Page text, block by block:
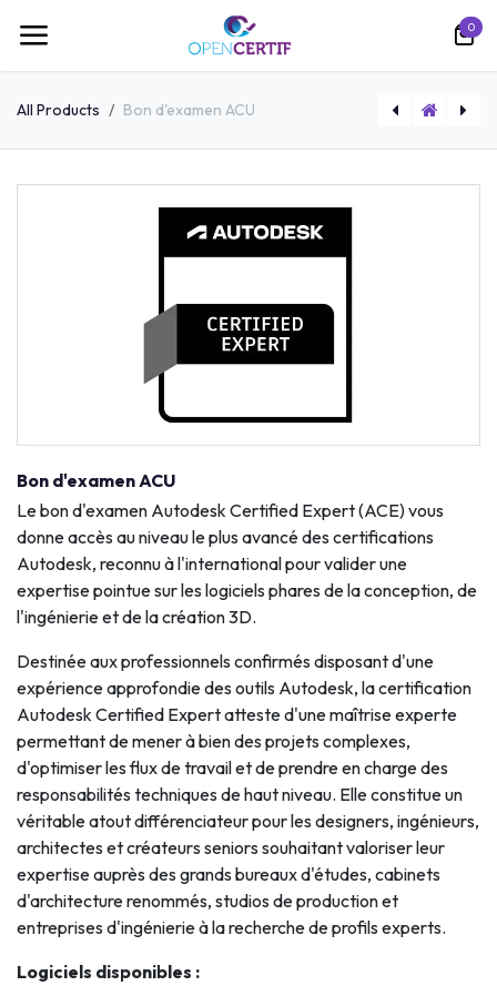
0
All Products Bon d'examen ACU
Bon d'examen ACU
Le bon d'examen Autodesk Certified Expert (ACE) vous
donne accès au niveau le plus avancé des certifications
Autodesk, reconnu à l'international pour valider une
expertise pointue sur les logiciels phares de la conception, de
l'ingénierie et de la création 3D.
Destinée aux professionnels confirmés disposant d'une
expérience approfondie des outils Autodesk, la certification
Autodesk Certified Expert atteste d'une maîtrise experte
permettant de mener à bien des projets complexes,
d'optimiser les flux de travail et de prendre en charge des
responsabilités techniques de haut niveau. Elle constitue un
véritable atout différenciateur pour les designers, ingénieurs,
architectes et créateurs seniors souhaitant valoriser leur
expertise auprès des grands bureaux d'études, cabinets
d'architecture renommés, studios de production et
entreprises d'ingénierie à la recherche de profils experts.
Logiciels disponibles :